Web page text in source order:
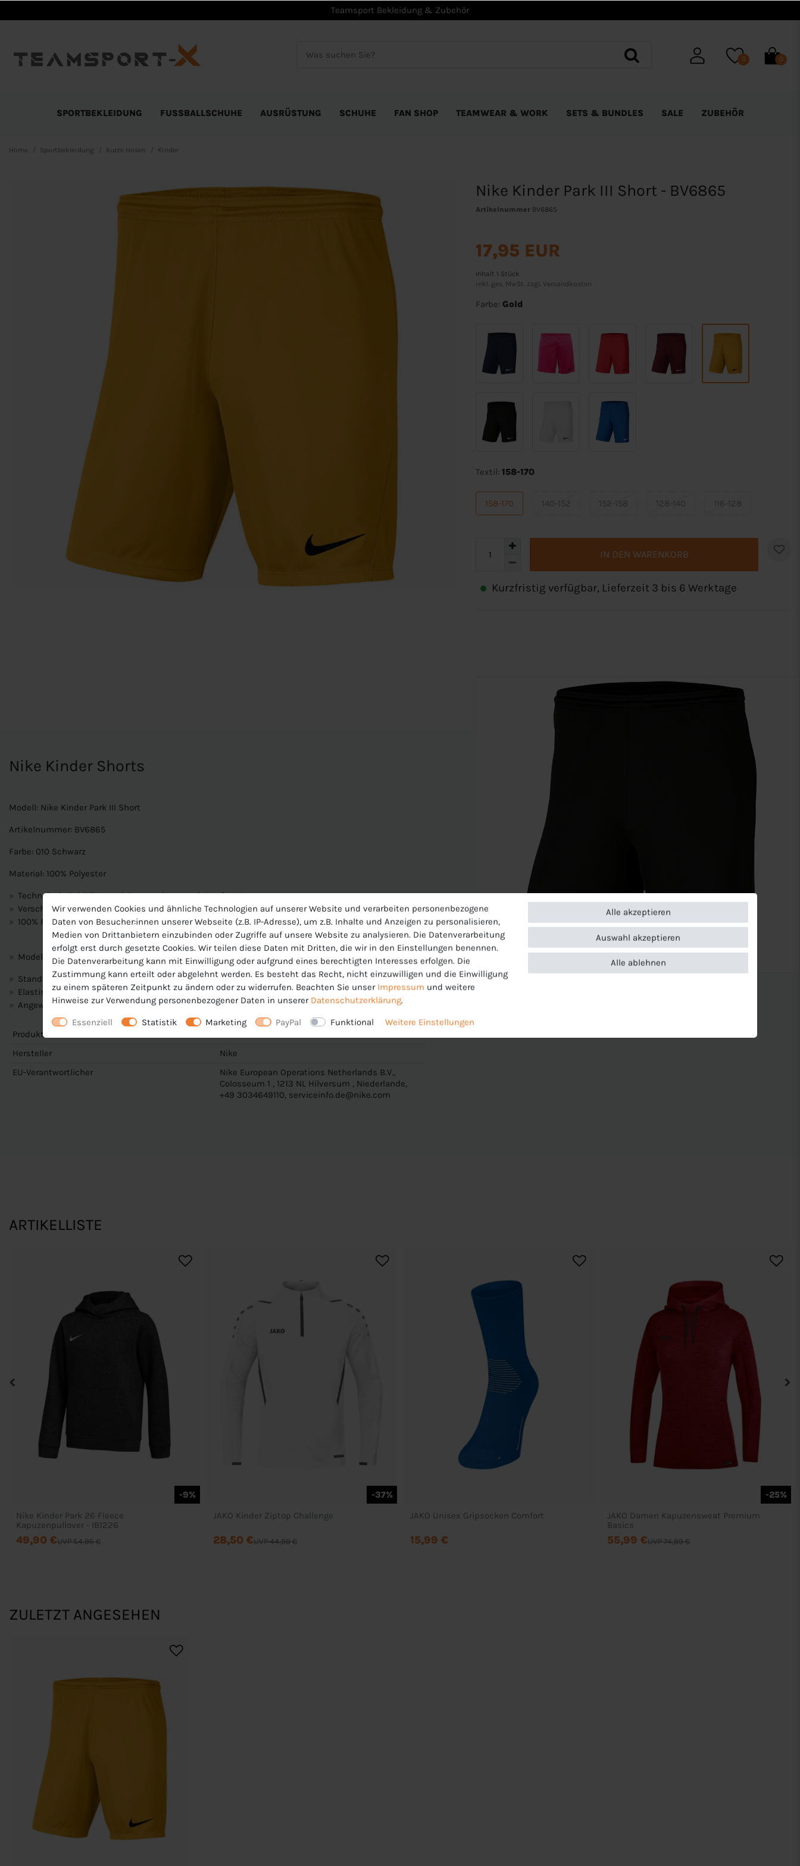
Teamsport Bekleidung & Zubehör
0 0
SPORTBEKLEIDUNG FUSSBALLSCHUHE AUSRÜSTUNG SCHUHE FAN SHOP TEAMWEAR & WORK SETS & BUNDLES SALE ZUBEHÖR
Home Sportbekleidung Kurze Hosen Kinder
Nike Kinder Park III Short - BV6865
Artikelnummer BV6865
17,95 EUR
Inhalt 1 Stück
inkl. ges. MwSt. zzgl. Versandkosten
Farbe: Gold
Textil: 158-170
158-170 140-152 152-158 128-140 116-128
IN DEN WARENKORB
Kurzfristig verfügbar, Lieferzeit 3 bis 6 Werktage
Nike Kinder Shorts
Modell: Nike Kinder Park III Short
Artikelnummer: BV6865
Farbe: 010 Schwarz
Material: 100% Polyester
Technologie Dri-FIT-Material zu trocknen und Komfort Haut.
Verschluss: Pull On
100% Polyester
Modellnummer: BV6865
Standard Passform
Elastischer Bund mit Kordelzug
Angewinkelte Nähte an den Seiten ermöglichen uneingeschränkte Bewegungsfreiheit
Produktnummer
Hersteller
Nike
EU-Verantwortlicher
Nike European Operations Netherlands B.V.,
Colosseum 1 , 1213 NL Hilversum , Niederlande,
+49 3034649110, serviceinfo.de@nike.com
ARTIKELLISTE
-9%
Nike Kinder Park 26 Fleece
Kapuzenpullover - IB1226
UVP 54,95 €
49,90 €
-37%
JAKO Kinder Ziptop Challenge
UVP 44,99 €
28,50 €
JAKO Unisex Gripsocken Comfort
15,99 €
-25%
JAKO Damen Kapuzensweat Premium
Basics
UVP 74,99 €
55,99 €
ZULETZT ANGESEHEN
Wir verwenden Cookies und ähnliche Technologien auf unserer Website und verarbeiten personenbezogene
Daten von Besucher:innen unserer Webseite (z.B. IP-Adresse), um z.B. Inhalte und Anzeigen zu personalisieren,
Medien von Drittanbietern einzubinden oder Zugriffe auf unsere Website zu analysieren. Die Datenverarbeitung
erfolgt erst durch gesetzte Cookies. Wir teilen diese Daten mit Dritten, die wir in den Einstellungen benennen.
Die Datenverarbeitung kann mit Einwilligung oder aufgrund eines berechtigten Interesses erfolgen. Die
Zustimmung kann erteilt oder abgelehnt werden. Es besteht das Recht, nicht einzuwilligen und die Einwilligung
zu einem späteren Zeitpunkt zu ändern oder zu widerrufen. Beachten Sie unser Impressum und weitere
Hinweise zur Verwendung personenbezogener Daten in unserer Daten­schutz­erklärung.
Essenziell Statistik Marketing PayPal Funktional Weitere Einstellungen
Alle akzeptieren
Alle ablehnen
Auswahl akzeptieren